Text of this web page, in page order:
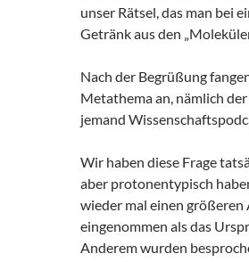
unser Rätsel, das man bei
Getränk aus den
Nach der Begrüßung
Metathema an, nämlich
jemand
Wir haben diese Frage
aber protonentypisch
wieder mal einen größeren
eingenommen als das
Anderem wurden